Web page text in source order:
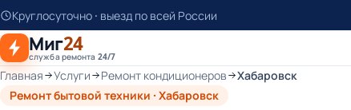
К
основному
контенту
Круглосуточно · выезд по всей России
Миг24
служба ремонта 24/7
Главная Услуги Ремонт кондиционеров
Хабаровск
Ремонт бытовой техники · Хабаровск